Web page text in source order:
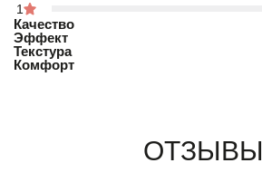
1
Качество
Эффект
Текстура
Комфорт
Отзывы